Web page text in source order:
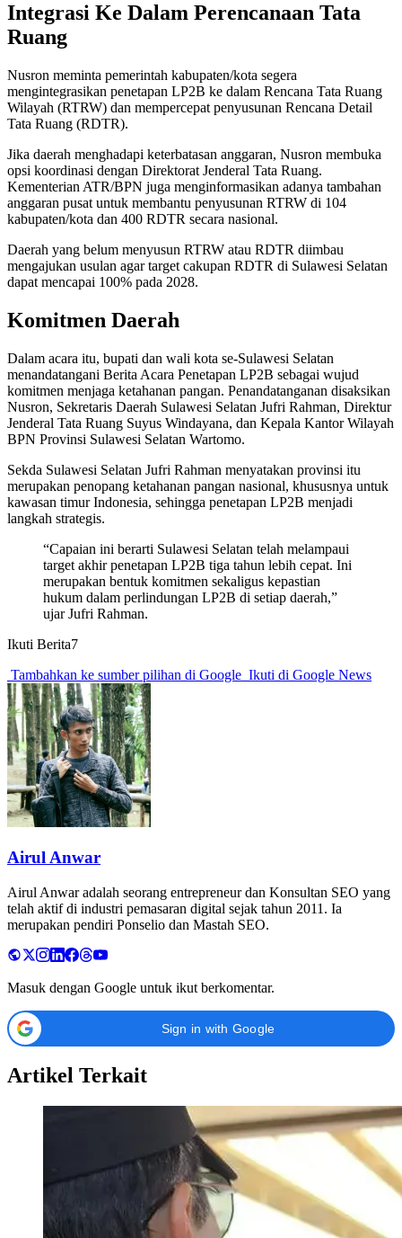
Integrasi Ke Dalam Perencanaan Tata
Ruang
Nusron meminta pemerintah kabupaten/kota segera
mengintegrasikan penetapan LP2B ke dalam Rencana Tata Ruang
Wilayah (RTRW) dan mempercepat penyusunan Rencana Detail
Tata Ruang (RDTR).
Jika daerah menghadapi keterbatasan anggaran, Nusron membuka
opsi koordinasi dengan Direktorat Jenderal Tata Ruang.
Kementerian ATR/BPN juga menginformasikan adanya tambahan
anggaran pusat untuk membantu penyusunan RTRW di 104
kabupaten/kota dan 400 RDTR secara nasional.
Daerah yang belum menyusun RTRW atau RDTR diimbau
mengajukan usulan agar target cakupan RDTR di Sulawesi Selatan
dapat mencapai 100% pada 2028.
Komitmen Daerah
Dalam acara itu, bupati dan wali kota se-Sulawesi Selatan
menandatangani Berita Acara Penetapan LP2B sebagai wujud
komitmen menjaga ketahanan pangan. Penandatanganan disaksikan
Nusron, Sekretaris Daerah Sulawesi Selatan Jufri Rahman, Direktur
Jenderal Tata Ruang Suyus Windayana, dan Kepala Kantor Wilayah
BPN Provinsi Sulawesi Selatan Wartomo.
Sekda Sulawesi Selatan Jufri Rahman menyatakan provinsi itu
merupakan penopang ketahanan pangan nasional, khususnya untuk
kawasan timur Indonesia, sehingga penetapan LP2B menjadi
langkah strategis.
“Capaian ini berarti Sulawesi Selatan telah melampaui
target akhir penetapan LP2B tiga tahun lebih cepat. Ini
merupakan bentuk komitmen sekaligus kepastian
hukum dalam perlindungan LP2B di setiap daerah,”
ujar Jufri Rahman.
Ikuti Berita7
Tambahkan ke sumber pilihan di Google Ikuti di Google News
Airul Anwar
Airul Anwar adalah seorang entrepreneur dan Konsultan SEO yang
telah aktif di industri pemasaran digital sejak tahun 2011. Ia
merupakan pendiri Ponselio dan Mastah SEO.
Masuk dengan Google untuk ikut berkomentar.
Sign in with Google
Artikel Terkait